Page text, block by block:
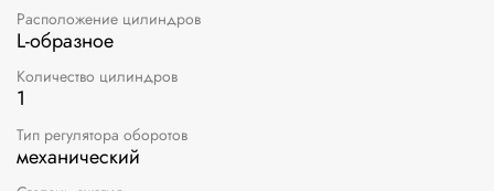
Расположение цилиндров
L-образное
Количество цилиндров
1
Тип регулятора оборотов
механический